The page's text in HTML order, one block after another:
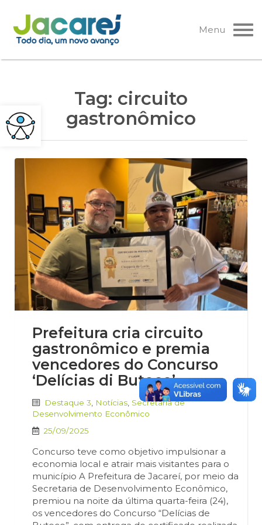
Pular
para
o
Menu
Tag: circuito
gastronômico
Prefeitura cria circuito
gastronômico e premia
vencedores do Concurso
‘Delícias di Buteco’
Destaque 3 Notícias Secretaria de
Desenvolvimento Econômico
25/09/2025
Concurso teve como objetivo impulsionar a
economia local e atrair mais visitantes para o
município A Prefeitura de Jacareí, por meio da
Secretaria de Desenvolvimento Econômico,
premiou na noite da última quarta-feira (24),
os vencedores do Concurso “Delícias de